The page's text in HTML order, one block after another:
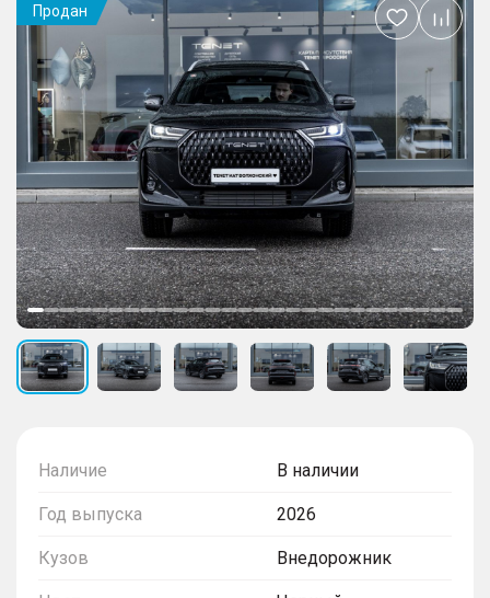
Наличие В наличии
Год выпуска 2026
Кузов Внедорожник
Продан
Добавить
в
избранное